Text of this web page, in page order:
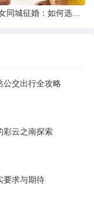
公交出行全攻略
彩云之南探索
要求与期待